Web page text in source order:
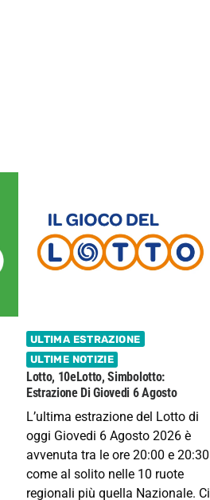
ULTIMA ESTRAZIONE
ULTIME NOTIZIE
Lotto, 10eLotto, Simbolotto:
Estrazione Di Giovedi 6 Agosto
L’ultima estrazione del Lotto di
oggi Giovedi 6 Agosto 2026 è
avvenuta tra le ore 20:00 e 20:30
come al solito nelle 10 ruote
regionali più quella Nazionale. Ci